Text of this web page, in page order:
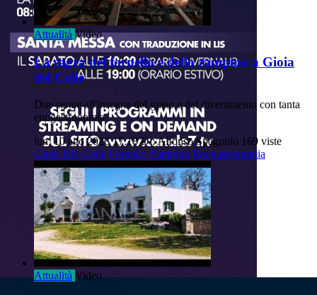
Attualità Video
La sagra del fornello e dello zampino a Gioia
del Colle
Due serate all'insegna del gusto e del divertimento con tanta
enogastronomia
lun, 10 ago 2026 17:18 Di: Alfonso Spagnulo 169 viste
Gioia-Del-Colle Fornello Zampino Enogastronomia
Attualità Video